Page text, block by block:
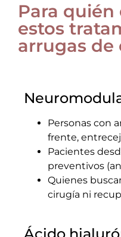
Para
estos
arrugas de
Personas con
frente,
Pacientes
preventivos
Quienes
cirugía ni